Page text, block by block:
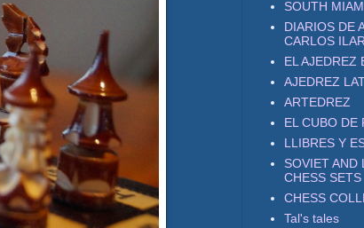
SOUTH
DIARIOS DE
CARLOS
EL AJEDREZ
AJEDREZ
ARTEDREZ
EL CUBO DE
LLIBRES Y
SOVIET AND
CHESS SETS
CHESS
Tal's tales